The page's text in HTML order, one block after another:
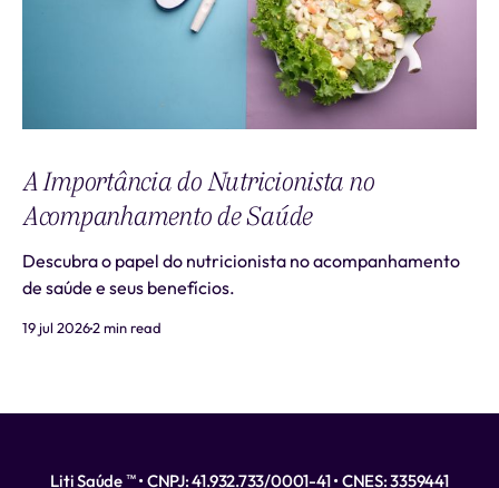
A Importância do Nutricionista no
Acompanhamento de Saúde
Descubra o papel do nutricionista no acompanhamento
de saúde e seus benefícios.
19 jul 20262 min read
Liti Saúde ™ • CNPJ: 41.932.733/0001-41 • CNES: 3359441